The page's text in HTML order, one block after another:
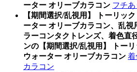
ーター オリーブカラコン フチ
【期間選択/乱視用】 トーリッ
ーター オリーブカラコン、乱視
ラーコンタクトレンズ、着色直
ンの【期間選択/乱視用】 トー
ウォーター オリーブカラコン 着
カラコン